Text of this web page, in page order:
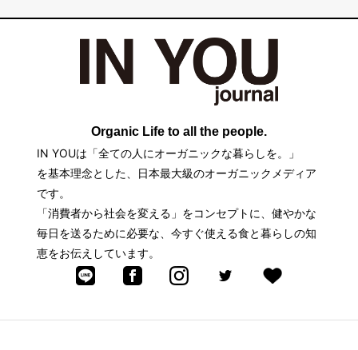
Organic Life to all the people.
IN YOUは「全ての人にオーガニックな暮らしを。」
を基本理念とした、日本最大級のオーガニックメディア
です。
「消費者から社会を変える」をコンセプトに、健やかな
毎日を送るために必要な、今すぐ使える食と暮らしの知
恵をお伝えしています。